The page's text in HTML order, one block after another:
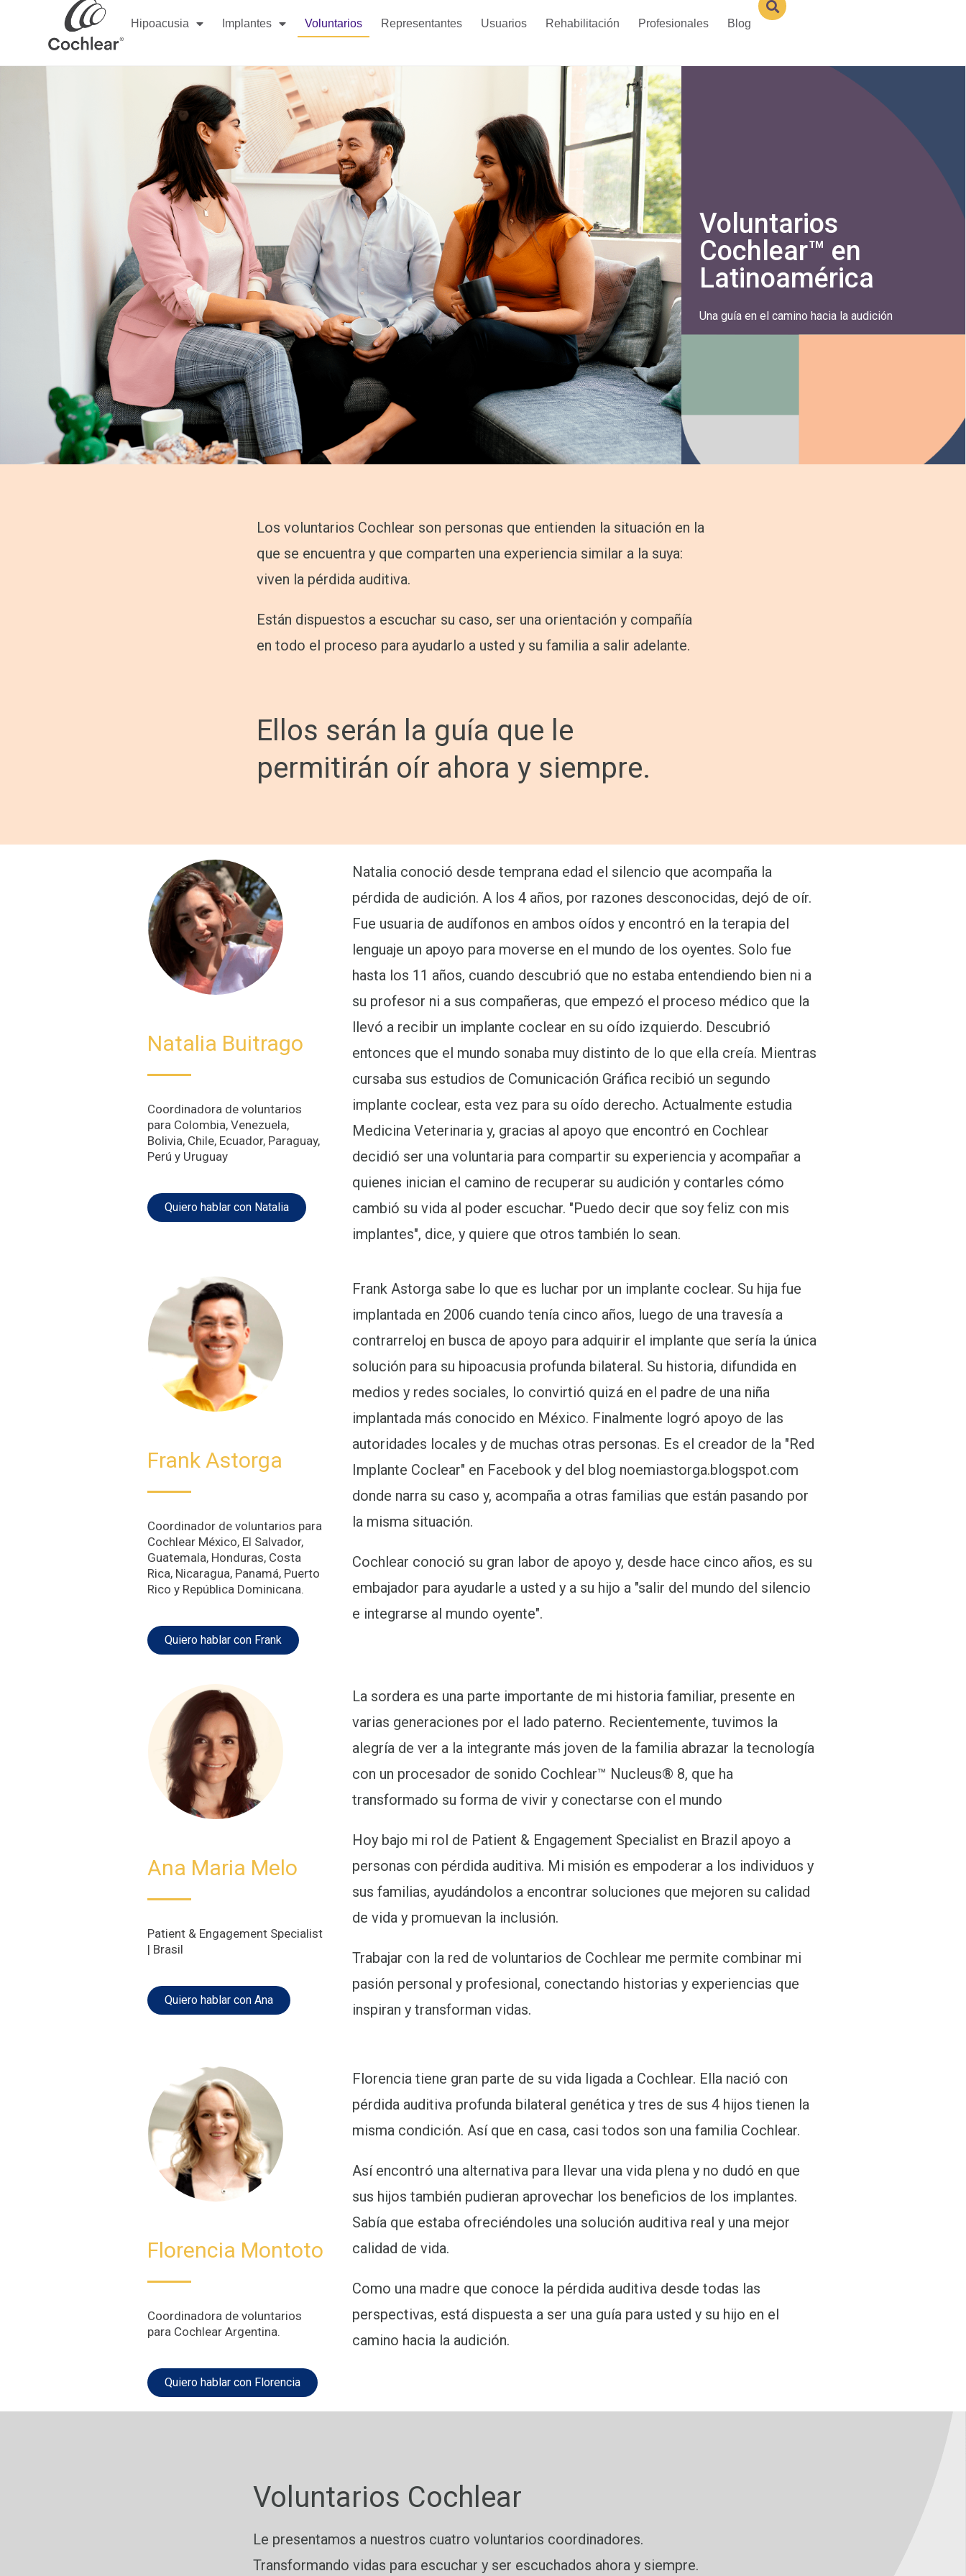
Hipoacusia Implantes Voluntarios Representantes Usuarios Rehabilitación Profesionales Blog
Voluntarios
Cochlear™ en
Latinoamérica
Una guía en el camino hacia la audición
Los voluntarios Cochlear son personas que entienden la situación en la
que se encuentra y que comparten una experiencia similar a la suya:
viven la pérdida auditiva.
Están dispuestos a escuchar su caso, ser una orientación y compañía
en todo el proceso para ayudarlo a usted y su familia a salir adelante.
Ellos serán la guía que le
permitirán oír ahora y siempre.
Natalia Buitrago
Coordinadora de voluntarios
para Colombia, Venezuela,
Bolivia, Chile, Ecuador, Paraguay,
Perú y Uruguay
Quiero hablar con Natalia
Natalia conoció desde temprana edad el silencio que acompaña la
pérdida de audición. A los 4 años, por razones desconocidas, dejó de oír.
Fue usuaria de audífonos en ambos oídos y encontró en la terapia del
lenguaje un apoyo para moverse en el mundo de los oyentes. Solo fue
hasta los 11 años, cuando descubrió que no estaba entendiendo bien ni a
su profesor ni a sus compañeras, que empezó el proceso médico que la
llevó a recibir un implante coclear en su oído izquierdo. Descubrió
entonces que el mundo sonaba muy distinto de lo que ella creía. Mientras
cursaba sus estudios de Comunicación Gráfica recibió un segundo
implante coclear, esta vez para su oído derecho. Actualmente estudia
Medicina Veterinaria y, gracias al apoyo que encontró en Cochlear
decidió ser una voluntaria para compartir su experiencia y acompañar a
quienes inician el camino de recuperar su audición y contarles cómo
cambió su vida al poder escuchar. "Puedo decir que soy feliz con mis
implantes", dice, y quiere que otros también lo sean.
Frank Astorga
Coordinador de voluntarios para
Cochlear México, El Salvador,
Guatemala, Honduras, Costa
Rica, Nicaragua, Panamá, Puerto
Rico y República Dominicana.
Quiero hablar con Frank
Frank Astorga sabe lo que es luchar por un implante coclear. Su hija fue
implantada en 2006 cuando tenía cinco años, luego de una travesía a
contrarreloj en busca de apoyo para adquirir el implante que sería la única
solución para su hipoacusia profunda bilateral. Su historia, difundida en
medios y redes sociales, lo convirtió quizá en el padre de una niña
implantada más conocido en México. Finalmente logró apoyo de las
autoridades locales y de muchas otras personas. Es el creador de la "Red
Implante Coclear" en Facebook y del blog noemiastorga.blogspot.com
donde narra su caso y, acompaña a otras familias que están pasando por
la misma situación.
Cochlear conoció su gran labor de apoyo y, desde hace cinco años, es su
embajador para ayudarle a usted y a su hijo a "salir del mundo del silencio
e integrarse al mundo oyente".
Ana Maria Melo
Patient & Engagement Specialist
| Brasil
Quiero hablar con Ana
La sordera es una parte importante de mi historia familiar, presente en
varias generaciones por el lado paterno. Recientemente, tuvimos la
alegría de ver a la integrante más joven de la familia abrazar la tecnología
con un procesador de sonido Cochlear™ Nucleus® 8, que ha
transformado su forma de vivir y conectarse con el mundo
Hoy bajo mi rol de Patient & Engagement Specialist en Brazil apoyo a
personas con pérdida auditiva. Mi misión es empoderar a los individuos y
sus familias, ayudándolos a encontrar soluciones que mejoren su calidad
de vida y promuevan la inclusión.
Trabajar con la red de voluntarios de Cochlear me permite combinar mi
pasión personal y profesional, conectando historias y experiencias que
inspiran y transforman vidas.
Florencia Montoto
Coordinadora de voluntarios
para Cochlear Argentina.
Quiero hablar con Florencia
Florencia tiene gran parte de su vida ligada a Cochlear. Ella nació con
pérdida auditiva profunda bilateral genética y tres de sus 4 hijos tienen la
misma condición. Así que en casa, casi todos son una familia Cochlear.
Así encontró una alternativa para llevar una vida plena y no dudó en que
sus hijos también pudieran aprovechar los beneficios de los implantes.
Sabía que estaba ofreciéndoles una solución auditiva real y una mejor
calidad de vida.
Como una madre que conoce la pérdida auditiva desde todas las
perspectivas, está dispuesta a ser una guía para usted y su hijo en el
camino hacia la audición.
Voluntarios Cochlear
Le presentamos a nuestros cuatro voluntarios coordinadores.
Transformando vidas para escuchar y ser escuchados ahora y siempre.